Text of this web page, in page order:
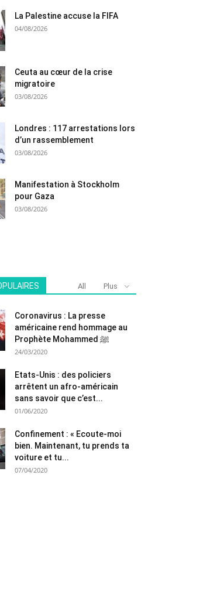
La Palestine accuse la FIFA
04/08/2026
Ceuta au cœur de la crise
migratoire
03/08/2026
Londres : 117 arrestations lors
d’un rassemblement
03/08/2026
Manifestation à Stockholm
pour Gaza
03/08/2026
All Plus
Coronavirus : La presse
américaine rend hommage au
Prophète Mohammed ﷺ
24/03/2020
Etats-Unis : des policiers
arrêtent un afro-américain
sans savoir que c’est...
01/06/2020
Confinement : « Ecoute-moi
bien. Maintenant, tu prends ta
voiture et tu...
07/04/2020